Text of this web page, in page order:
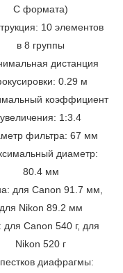
C формата)
10 элементов
в 8 группы
дистанция
0.29 м
коэффициент
увеличения: 1:3.4
фильтра: 67 мм
диаметр:
80.4 мм
для Canon 91.7 мм,
для Nikon 89.2 мм
для Canon 540 г, для
Nikon 520 г
диафрагмы: